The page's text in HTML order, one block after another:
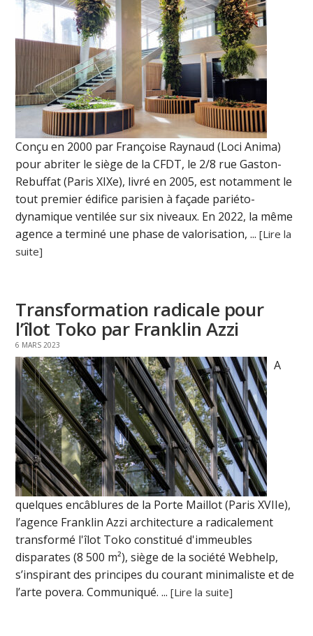
Conçu en 2000 par Françoise Raynaud (Loci Anima)
pour abriter le siège de la CFDT, le 2/8 rue Gaston-
Rebuffat (Paris XIXe), livré en 2005, est notamment le
tout premier édifice parisien à façade pariéto-
dynamique ventilée sur six niveaux. En 2022, la même
agence a terminé une phase de valorisation, ...[Lire la
suite]
Transformation radicale pour
l’îlot Toko par Franklin Azzi
6 MARS 2023
A
quelques encâblures de la Porte Maillot (Paris XVIIe),
l’agence Franklin Azzi architecture a radicalement
transformé l'îlot Toko constitué d'immeubles
disparates (8 500 m²), siège de la société Webhelp,
s’inspirant des principes du courant minimaliste et de
l’arte povera. Communiqué. ...[Lire la suite]